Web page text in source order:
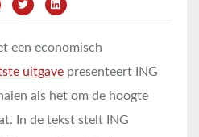
een economisch
uitgave presenteert ING
als het om de hoogte
In de tekst stelt ING